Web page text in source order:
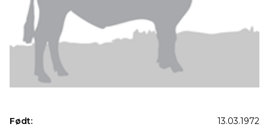
Født:
13.03.1972